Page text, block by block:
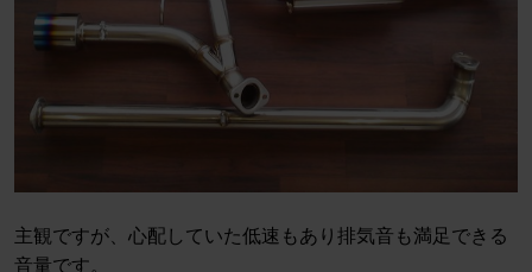
主観ですが、心配していた低速もあり排気音も満足できる
音量です。